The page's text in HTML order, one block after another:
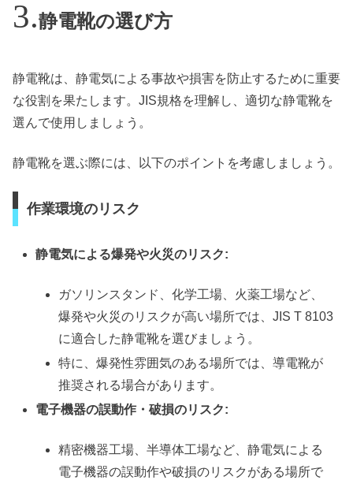
静電靴の選び方
静電靴は、静電気による事故や損害を防止するために重要
な役割を果たします。JIS規格を理解し、適切な静電靴を
選んで使用しましょう。
静電靴を選ぶ際には、以下のポイントを考慮しましょう。
作業環境のリスク
静電気による爆発や火災のリスク:
ガソリンスタンド、化学工場、火薬工場など、
爆発や火災のリスクが高い場所では、JIS T 8103
に適合した静電靴を選びましょう。
特に、爆発性雰囲気のある場所では、導電靴が
推奨される場合があります。
電子機器の誤動作・破損のリスク:
精密機器工場、半導体工場など、静電気による
電子機器の誤動作や破損のリスクがある場所で